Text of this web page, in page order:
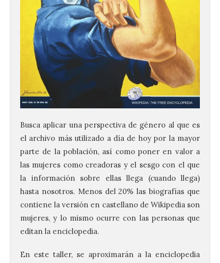
Busca aplicar una perspectiva de género al que es
el archivo más utilizado a día de hoy por la mayor
parte de la población, así como poner en valor a
las mujeres como creadoras y el sesgo con el que
la información sobre ellas llega (cuando llega)
hasta nosotros. Menos del 20% las biografías que
contiene la versión en castellano de Wikipedia son
mujeres, y lo mismo ocurre con las personas que
editan la enciclopedia.
En este taller, se aproximarán a la enciclopedia